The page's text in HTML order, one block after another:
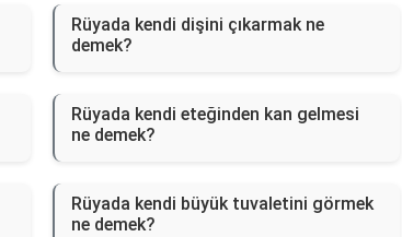
Rüyada kendi dişini çıkarmak ne
demek?
Rüyada kendi eteğinden kan gelmesi
ne demek?
Rüyada kendi büyük tuvaletini görmek
ne demek?